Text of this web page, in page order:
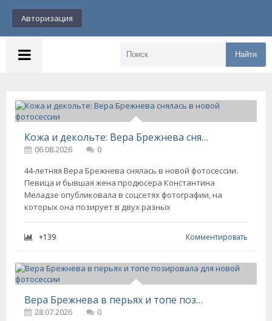
Авторизация
Найти
Кожа и декольте: Вера Брежнева снялась в новой фотосессии
06.08.2026
0
44-летняя Вера Брежнева снялась в новой фотосессии.
Певица и бывшая жена продюсера Константина
Меладзе опубликовала в соцсетях фотографии, на
которых она позирует в двух разных
+139 Комментировать
Вера Брежнева в перьях и топе позировала для новой фотосессии
28.07.2026
0